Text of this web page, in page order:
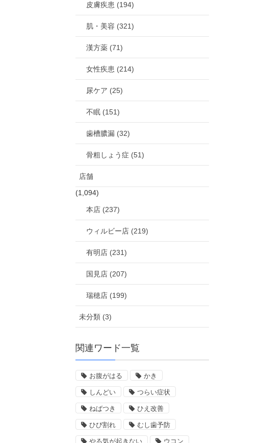
皮膚疾患 (194)
肌・美容 (321)
漢方薬 (71)
女性疾患 (214)
尿ケア (25)
不眠 (151)
歯槽膿漏 (32)
骨粗しょう症 (51)
店舗
(1,094)
本店 (237)
ウィルビー店 (219)
有明店 (231)
国見店 (207)
瑞穂店 (199)
未分類 (3)
関連ワード一覧
お腹がはる かき
しんどい つらい症状
ねばつき ひえ改善
ひび割れ むし歯予防
やる気が起きない ウコン